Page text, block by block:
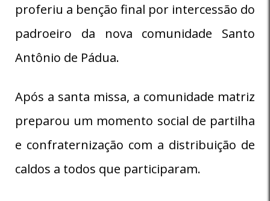
proferiu a benção final por intercessão do
padroeiro da nova comunidade Santo
Antônio de Pádua.
Após a santa missa, a comunidade matriz
preparou um momento social de partilha
e confraternização com a distribuição de
caldos a todos que participaram.